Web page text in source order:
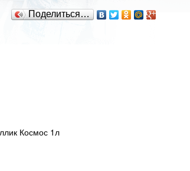
Поделиться…
Космос 1л